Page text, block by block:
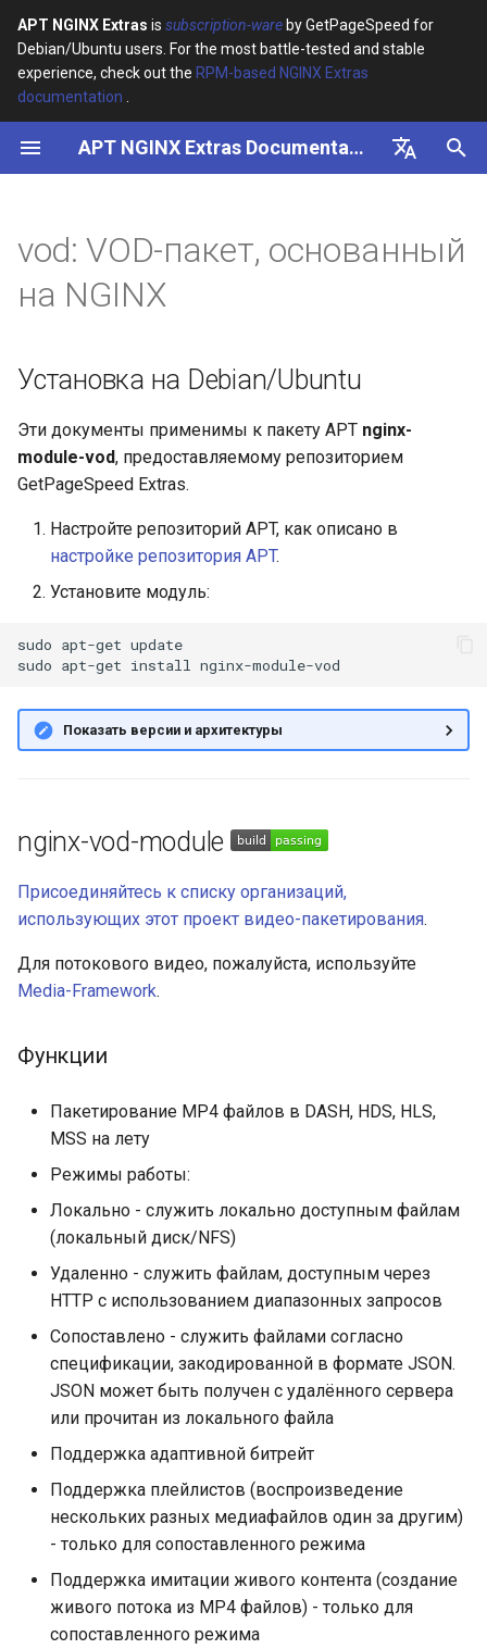
APT NGINX Extras is subscription-ware by GetPageSpeed for
Debian/Ubuntu users. For the most battle-tested and stable
experience, check out the RPM-based NGINX Extras
documentation
APT NGINX Extras Documentation
Русский
И
и
а
л
з
а
ц
Установка на Debian/Ubuntu
Функции
Ограничения
http://installrepo.kaltura.org/releases/kaltura-
yum install kaltura-nginx
Структура URL
Основная структура URL
структура URL
Параметры пути URL
Структура имени файла
сопоставления
Простое сопоставление
Плейлист
Фильтры
Непрерывная
трансляция
Непрерывная живой
трансляции
Справочник
сопоставления
Set (объект верхнего
уровня в JSON
сопоставлении)
Последовательность
Клипы (абстрактные)
Исходный клип
Клипы фильтров
vod: VOD-пакет, основанный
на NGINX
Установка на Debian/Ubuntu
Эти документы применимы к пакету APT nginx-
module-vod, предоставляемому репозиторием
GetPageSpeed Extras.
Настройте репозиторий APT, как описано в
настройке репозитория APT.
Установите модуль:
sudo apt-get update
sudo apt-get install
Показать версии и архитектуры
nginx-vod-module
Присоединяйтесь к списку организаций,
использующих этот проект видео-пакетирования.
Для потокового видео, пожалуйста, используйте
Media-Framework.
Функции
Пакетирование MP4 файлов в DASH, HDS, HLS,
MSS на лету
Режимы работы:
Локально - служить локально доступным файлам
(локальный диск/NFS)
Удаленно - служить файлам, доступным через
HTTP с использованием диапазонных запросов
Сопоставлено - служить файлами согласно
спецификации, закодированной в формате JSON.
JSON может быть получен с удалённого сервера
или прочитан из локального файла
Поддержка адаптивной битрейт
Поддержка плейлистов (воспроизведение
нескольких разных медиафайлов один за другим)
- только для сопоставленного режима
Поддержка имитации живого контента (создание
живого потока из MP4 файлов) - только для
сопоставленного режима